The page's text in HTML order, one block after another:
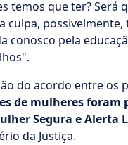
temos que ter? Será
culpa, possivelmente,
conosco pela
do acordo entre os
de mulheres foram
Segura e Alerta
da Justiça.